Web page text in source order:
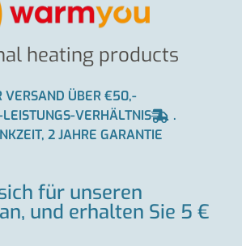
heating products
VERSAND ÜBER €50,-
LEISTUNGS-VERHÄLTNIS
.
2 JAHRE GARANTIE
für unseren
und erhalten Sie 5 €